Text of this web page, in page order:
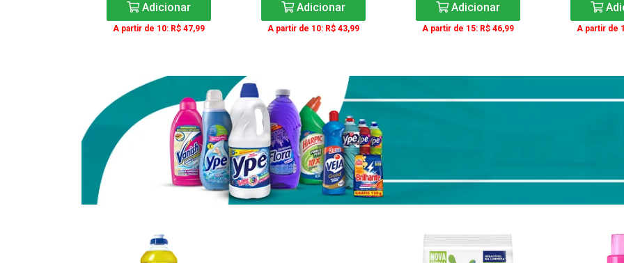
Adicionar
A partir de 10: R$ 47,99
Adicionar
A partir de 10: R$ 43,99
Adicionar
A partir de 15: R$ 46,99 A partir de